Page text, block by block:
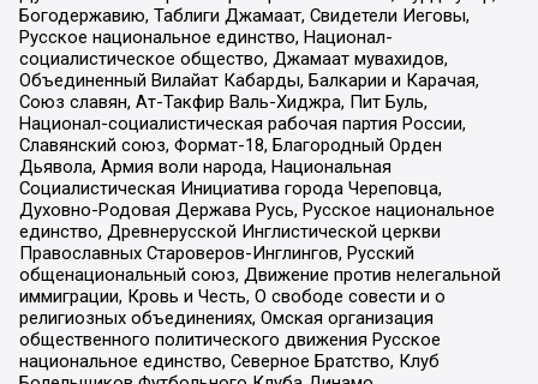
Богодержавию, Таблиги Джамаат, Свидетели Иеговы,
Русское национальное единство, Национал-
социалистическое общество, Джамаат мувахидов,
Объединенный Вилайат Кабарды, Балкарии и Карачая,
Союз славян, Ат-Такфир Валь-Хиджра, Пит Буль,
Национал-социалистическая рабочая партия России,
Славянский союз, Формат-18, Благородный Орден
Дьявола, Армия воли народа, Национальная
Социалистическая Инициатива города Череповца,
Духовно-Родовая Держава Русь, Русское национальное
единство, Древнерусской Инглистической церкви
Православных Староверов-Инглингов, Русский
общенациональный союз, Движение против нелегальной
иммиграции, Кровь и Честь, О свободе совести и о
религиозных объединениях, Омская организация
общественного политического движения Русское
национальное единство, Северное Братство, Клуб